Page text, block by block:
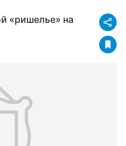
«ришелье» на